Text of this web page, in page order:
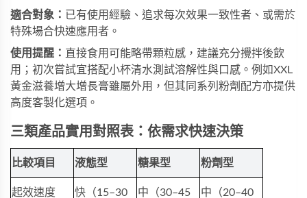
適合對象： 已有使用經驗、追求每次效果一致性者、或需於
特殊場合快速應用者。
使用提醒： 直接食用可能略帶顆粒感，建議充分攪拌後飲
用；初次嘗試宜搭配小杯清水測試溶解性與口感。例如XXL
黃金滋養增大增長膏雖屬外用，但其同系列粉劑配方亦提供
高度客製化選項。
三類產品實用對照表：依需求快速決策
比較項目 液態型 糖果型 粉劑型
起效速度
快（15–30
中（30–45
中（20–40